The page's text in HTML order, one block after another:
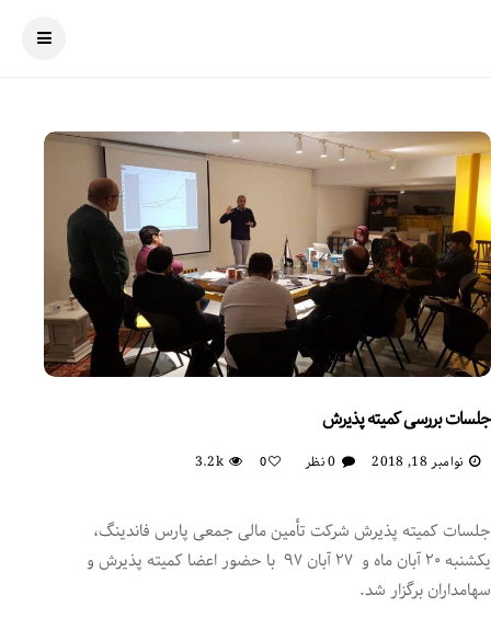
جلسات بررسی کمیته پذیرش
نوامبر 18, 2018 0 نظر 0
3.2k
جلسات کمیته پذیرش شرکت تأمین مالی جمعی پارس فاندینگ،
یکشنبه ۲۰ آبان ماه و ۲۷ آبان ۹۷ با حضور اعضا کمیته پذیرش و
سهامداران برگزار شد.